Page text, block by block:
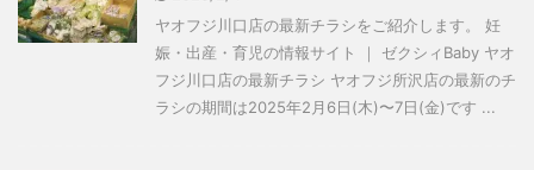
ヤオフジ川口店の最新チラシをご紹介します。 妊
娠・出産・育児の情報サイト ｜ ゼクシィBaby ヤオ
フジ川口店の最新チラシ ヤオフジ所沢店の最新のチ
ラシの期間は2025年2月6日(木)〜7日(金)です ...